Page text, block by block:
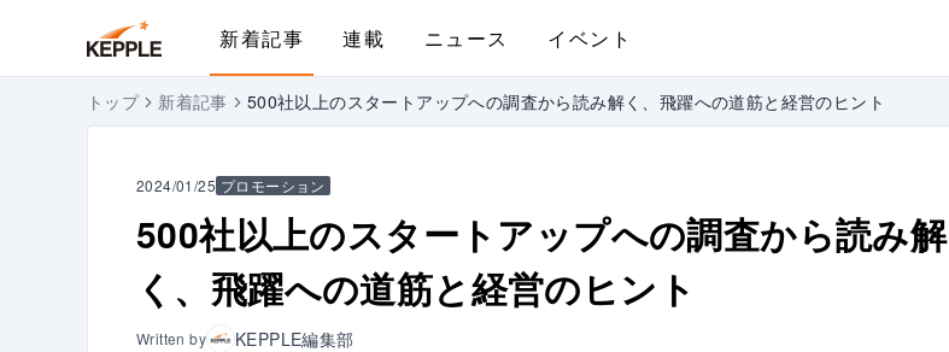
新着記事 連載 ニュース イベント
トップ 新着記事 500社以上のスタートアップへの調査から読み解く、飛躍への道筋と経営のヒント
2024/01/25 プロモーション
500社以上のスタートアップへの調査から読み解
く、飛躍への道筋と経営のヒント
Written by KEPPLE編集部